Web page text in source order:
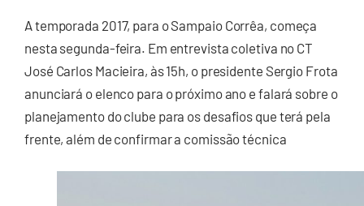
A temporada 2017, para o Sampaio Corrêa, começa
nesta segunda-feira. Em entrevista coletiva no CT
José Carlos Macieira, às 15h, o presidente Sergio Frota
anunciará o elenco para o próximo ano e falará sobre o
planejamento do clube para os desafios que terá pela
frente, além de confirmar a comissão técnica